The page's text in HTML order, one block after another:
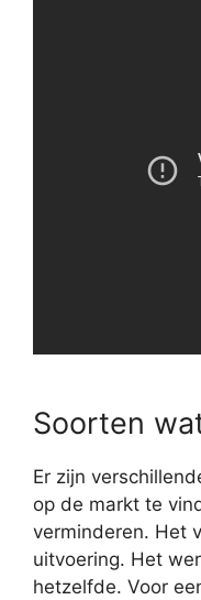
Soorten
Er zijn
op de markt te
verminderen. Het
uitvoering. Het
hetzelfde. Voor